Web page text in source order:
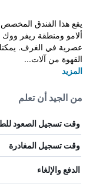
يقع هذا الفندق
ألامو ومنطقة ريفر
القهوة من آلات...
المزيد
من الجيد أن تعلم
وقت تسجيل الصعود
وقت تسجيل المغادرة
الدفع والإلغاء